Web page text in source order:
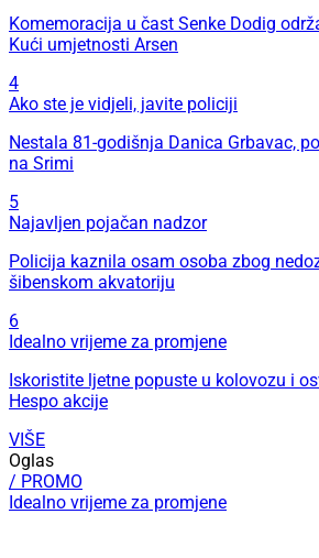
Komemoracija u čast Senke Dodig
Kući umjetnosti Arsen
4
Ako ste je vidjeli, javite policiji
Nestala 81-godišnja Danica Grbavac,
na Srimi
5
Najavljen pojačan nadzor
Policija kaznila osam osoba zbog
šibenskom akvatoriju
6
Idealno vrijeme za promjene
Iskoristite ljetne popuste u kolovozu i
Hespo akcije
VIŠE
Oglas
/ PROMO
Idealno vrijeme za promjene